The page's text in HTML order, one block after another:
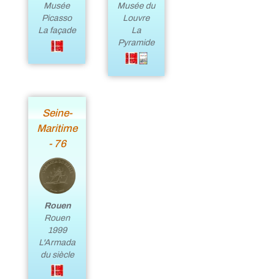
Musée
Picasso
La façade
Musée du
Louvre
La
Pyramide
Seine-
Maritime
- 76
Rouen
Rouen
1999
L'Armada
du siècle